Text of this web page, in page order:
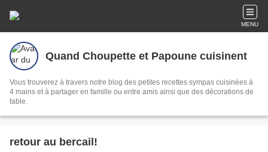
MENU
Quand Choupette et Papoune cuisinent
Vous trouverez à travers notre blog des petites recettes sympas cuisinées à
4 mains et à partager en famille ou entre amis ainsi que des décorations de
table.
retour au bercail!